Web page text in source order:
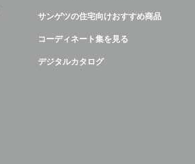
サンゲツの住宅向けおすすめ商品
コーディネート集を見る
デジタルカタログ